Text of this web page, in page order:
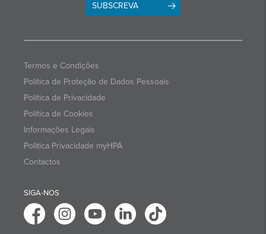
SUBSCREVA
Termos e Condições
Política de Proteção de Dados Pessoais
Política de Privacidade
Política de Cookies
Informações Legais
Politica Privacidade myHPA
Contactos
SIGA-NOS